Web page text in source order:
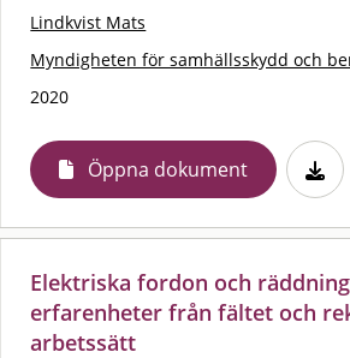
Lindkvist Mats
Myndigheten för samhällsskydd och
2020
Öppna dokument
Elektriska fordon och
erfarenheter från fältet och
arbetssätt